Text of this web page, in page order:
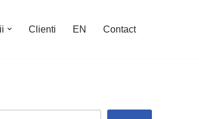
Clienti EN Contact